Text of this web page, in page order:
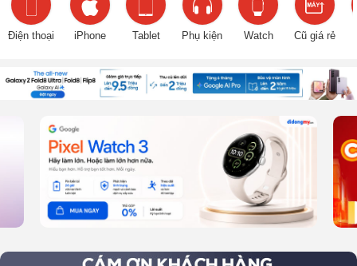
Điện thoại iPhone Tablet Phụ kiện Watch Cũ giá rẻ